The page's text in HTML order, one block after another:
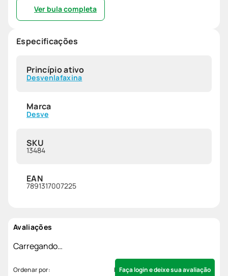
Ver bula completa
Especificações
Princípio ativo
Desvenlafaxina
Marca
Desve
SKU
13484
EAN
7891317007225
Avaliações
Carregando…
Faça login e deixe sua avaliação